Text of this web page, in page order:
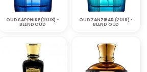
OUD SAPPHIRE (2018) •
BLEND OUD
OUD ZANZIBAR (2018) •
BLEND OUD